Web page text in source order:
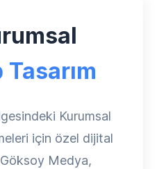
Tasarım
Kurumsal
için özel dijital
Medya,